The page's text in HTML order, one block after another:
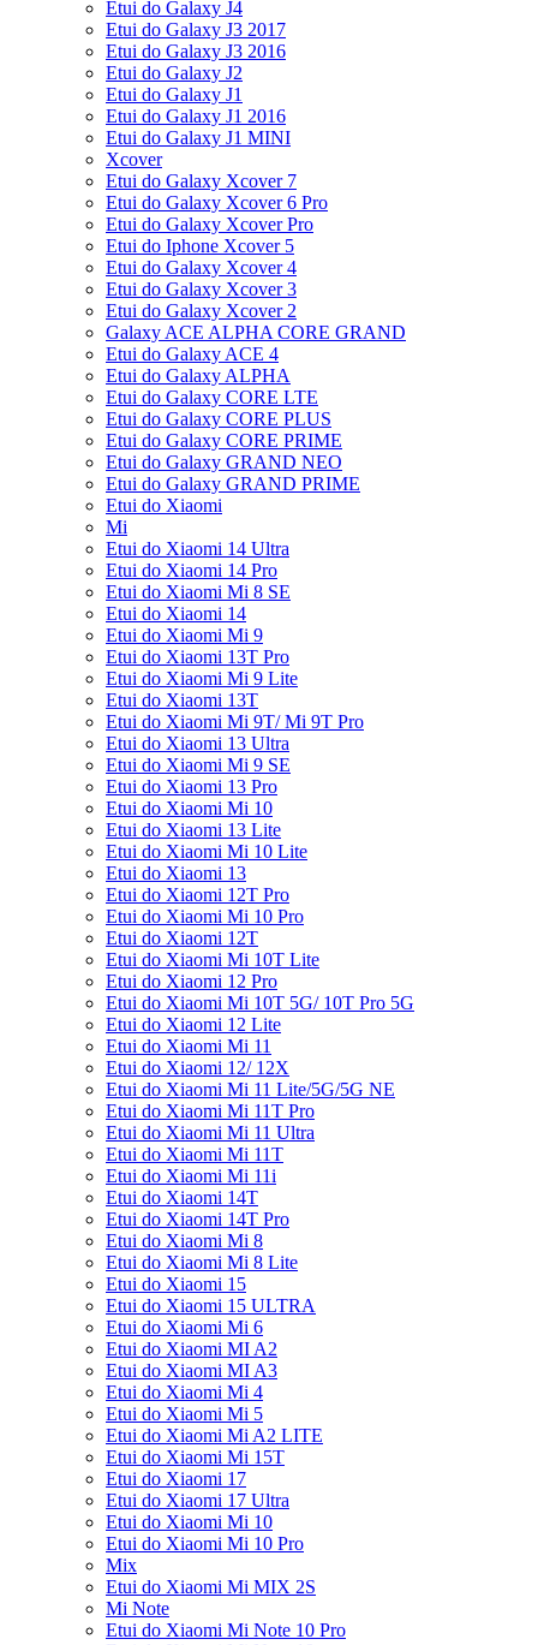
Etui do Galaxy J4
Etui do Galaxy J3 2017
Etui do Galaxy J3 2016
Etui do Galaxy J2
Etui do Galaxy J1
Etui do Galaxy J1 2016
Etui do Galaxy J1 MINI
Xcover
Etui do Galaxy Xcover 7
Etui do Galaxy Xcover 6 Pro
Etui do Galaxy Xcover Pro
Etui do Iphone Xcover 5
Etui do Galaxy Xcover 4
Etui do Galaxy Xcover 3
Etui do Galaxy Xcover 2
Galaxy ACE ALPHA CORE GRAND
Etui do Galaxy ACE 4
Etui do Galaxy ALPHA
Etui do Galaxy CORE LTE
Etui do Galaxy CORE PLUS
Etui do Galaxy CORE PRIME
Etui do Galaxy GRAND NEO
Etui do Galaxy GRAND PRIME
Etui do Xiaomi
Mi
Etui do Xiaomi 14 Ultra
Etui do Xiaomi 14 Pro
Etui do Xiaomi Mi 8 SE
Etui do Xiaomi 14
Etui do Xiaomi Mi 9
Etui do Xiaomi 13T Pro
Etui do Xiaomi Mi 9 Lite
Etui do Xiaomi 13T
Etui do Xiaomi Mi 9T/ Mi 9T Pro
Etui do Xiaomi 13 Ultra
Etui do Xiaomi Mi 9 SE
Etui do Xiaomi 13 Pro
Etui do Xiaomi Mi 10
Etui do Xiaomi 13 Lite
Etui do Xiaomi Mi 10 Lite
Etui do Xiaomi 13
Etui do Xiaomi 12T Pro
Etui do Xiaomi Mi 10 Pro
Etui do Xiaomi 12T
Etui do Xiaomi Mi 10T Lite
Etui do Xiaomi 12 Pro
Etui do Xiaomi Mi 10T 5G/ 10T Pro 5G
Etui do Xiaomi 12 Lite
Etui do Xiaomi Mi 11
Etui do Xiaomi 12/ 12X
Etui do Xiaomi Mi 11 Lite/5G/5G NE
Etui do Xiaomi Mi 11T Pro
Etui do Xiaomi Mi 11 Ultra
Etui do Xiaomi Mi 11T
Etui do Xiaomi Mi 11i
Etui do Xiaomi 14T
Etui do Xiaomi 14T Pro
Etui do Xiaomi Mi 8
Etui do Xiaomi Mi 8 Lite
Etui do Xiaomi 15
Etui do Xiaomi 15 ULTRA
Etui do Xiaomi Mi 6
Etui do Xiaomi MI A2
Etui do Xiaomi MI A3
Etui do Xiaomi Mi 4
Etui do Xiaomi Mi 5
Etui do Xiaomi Mi A2 LITE
Etui do Xiaomi Mi 15T
Etui do Xiaomi 17
Etui do Xiaomi 17 Ultra
Etui do Xiaomi Mi 10
Etui do Xiaomi Mi 10 Pro
Mix
Etui do Xiaomi Mi MIX 2S
Mi Note
Etui do Xiaomi Mi Note 10 Pro